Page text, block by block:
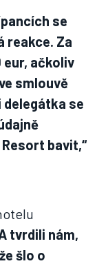
se
reakce. Za
ačkoliv
smlouvě
delegátka se
bavit,“
tvrdili nám,
šlo o